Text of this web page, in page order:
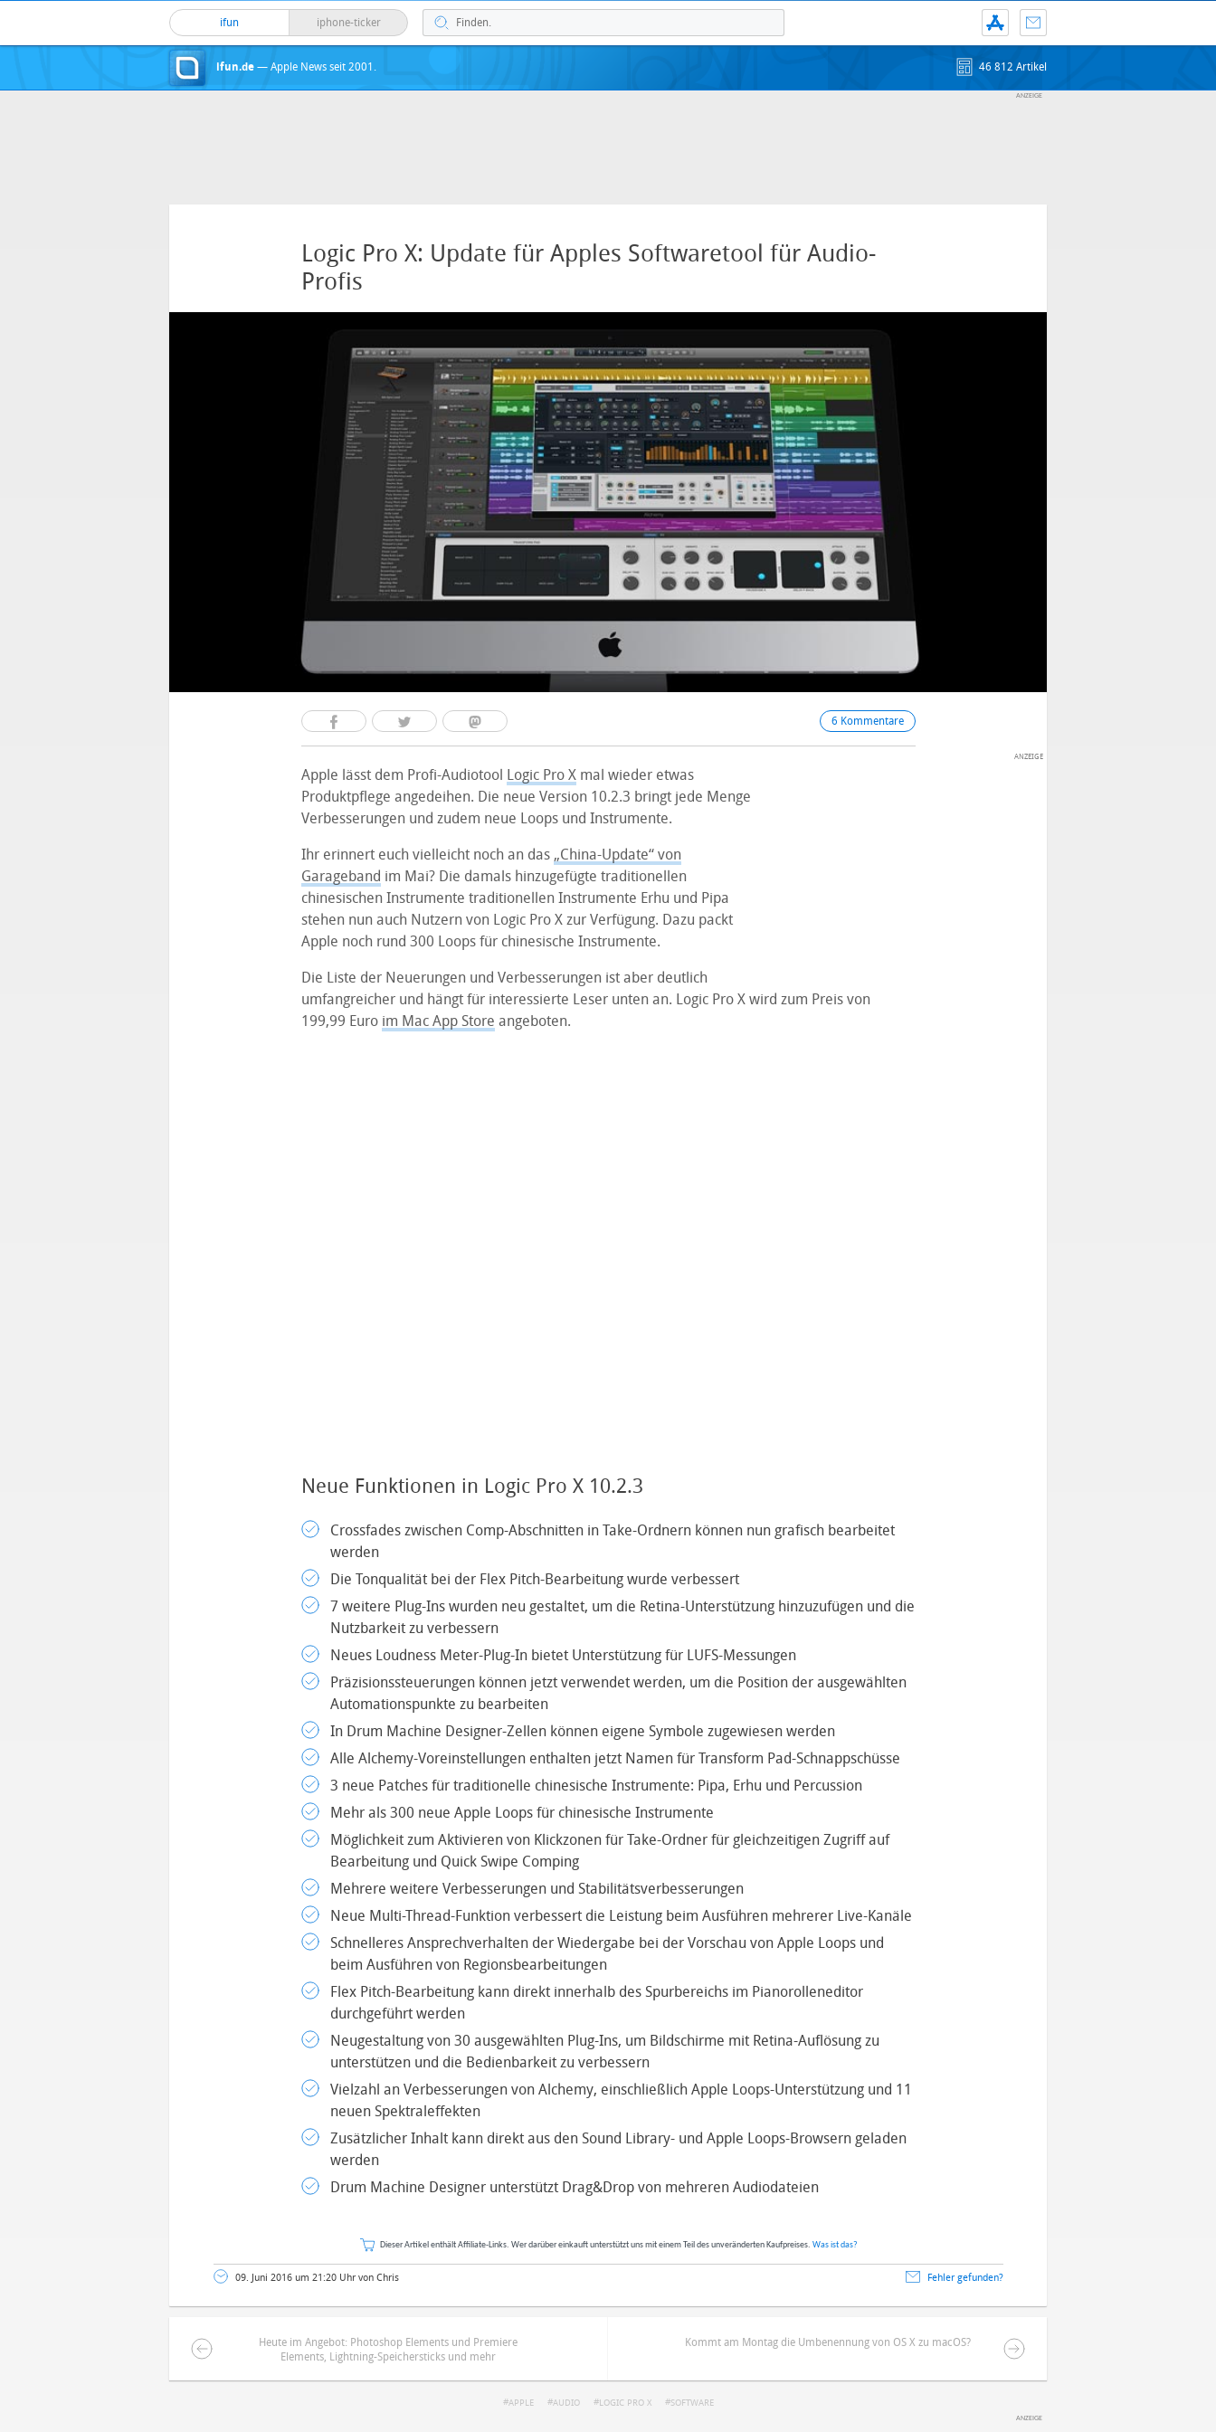
ifun iphone-ticker
ifun.de — Apple News seit 2001. 46 812 Artikel
Logic Pro X: Update für Apples Softwaretool für Audio-
Profis
6 Kommentare
Apple lässt dem Profi-Audiotool Logic Pro Xmal wieder etwas
Produktpflege angedeihen. Die neue Version 10.2.3 bringt jede Menge
Verbesserungen und zudem neue Loops und Instrumente.
Ihr erinnert euch vielleicht noch an das „China-Update“ von
Garageband im Mai? Die damals hinzugefügte traditionellen
chinesischen Instrumente traditionellen Instrumente Erhu und Pipa
stehen nun auch Nutzern von Logic Pro X zur Verfügung. Dazu packt
Apple noch rund 300 Loops für chinesische Instrumente.
Die Liste der Neuerungen und Verbesserungen ist aber deutlich
umfangreicher und hängt für interessierte Leser unten an. Logic Pro X wird zum Preis von
199,99 Euro im Mac App Store angeboten.
Neue Funktionen in Logic Pro X 10.2.3
Crossfades zwischen Comp-Abschnitten in Take-Ordnern können nun grafisch bearbeitet
werden
Die Tonqualität bei der Flex Pitch-Bearbeitung wurde verbessert
7 weitere Plug-Ins wurden neu gestaltet, um die Retina-Unterstützung hinzuzufügen und die
Nutzbarkeit zu verbessern
Neues Loudness Meter-Plug-In bietet Unterstützung für LUFS-Messungen
Präzisionssteuerungen können jetzt verwendet werden, um die Position der ausgewählten
Automationspunkte zu bearbeiten
In Drum Machine Designer-Zellen können eigene Symbole zugewiesen werden
Alle Alchemy-Voreinstellungen enthalten jetzt Namen für Transform Pad-Schnappschüsse
3 neue Patches für traditionelle chinesische Instrumente: Pipa, Erhu und Percussion
Mehr als 300 neue Apple Loops für chinesische Instrumente
Möglichkeit zum Aktivieren von Klickzonen für Take-Ordner für gleichzeitigen Zugriff auf
Bearbeitung und Quick Swipe Comping
Mehrere weitere Verbesserungen und Stabilitätsverbesserungen
Neue Multi-Thread-Funktion verbessert die Leistung beim Ausführen mehrerer Live-Kanäle
Schnelleres Ansprechverhalten der Wiedergabe bei der Vorschau von Apple Loops und
beim Ausführen von Regionsbearbeitungen
Flex Pitch-Bearbeitung kann direkt innerhalb des Spurbereichs im Pianorolleneditor
durchgeführt werden
Neugestaltung von 30 ausgewählten Plug-Ins, um Bildschirme mit Retina-Auflösung zu
unterstützen und die Bedienbarkeit zu verbessern
Vielzahl an Verbesserungen von Alchemy, einschließlich Apple Loops-Unterstützung und 11
neuen Spektraleffekten
Zusätzlicher Inhalt kann direkt aus den Sound Library- und Apple Loops-Browsern geladen
werden
Drum Machine Designer unterstützt Drag&Drop von mehreren Audiodateien
Dieser Artikel enthält Affiliate-Links. Wer darüber einkauft unterstützt uns mit einem Teil des unveränderten Kaufpreises. Was ist das?
09. Juni 2016 um 21:20 Uhr von Chris Fehler gefunden?
DEINE ANMERKUNG ZUM ARTIKEL
Heute im Angebot: Photoshop Elements und Premiere
Elements, Lightning-Speichersticks und mehr
Kommt am Montag die Umbenennung von OS X zu macOS?
APPLE AUDIO LOGIC PRO X SOFTWARE